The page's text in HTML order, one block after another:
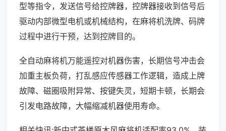
型等指令，发送信号给控牌器，控牌器接收到信号后
驱动内部微型电机或机械结构，在麻将机洗牌、码牌
过程中进行干预，达到控牌目的。
全自动麻将机万能遥控对机器伤害，长期信号冲击会
加重主板负荷，打乱感应传感器工作逻辑，造成上牌
故障、磁圈吸附异常、按键失灵，短期卡顿，长期会
引发电路故障，大幅缩减机器使用寿命。